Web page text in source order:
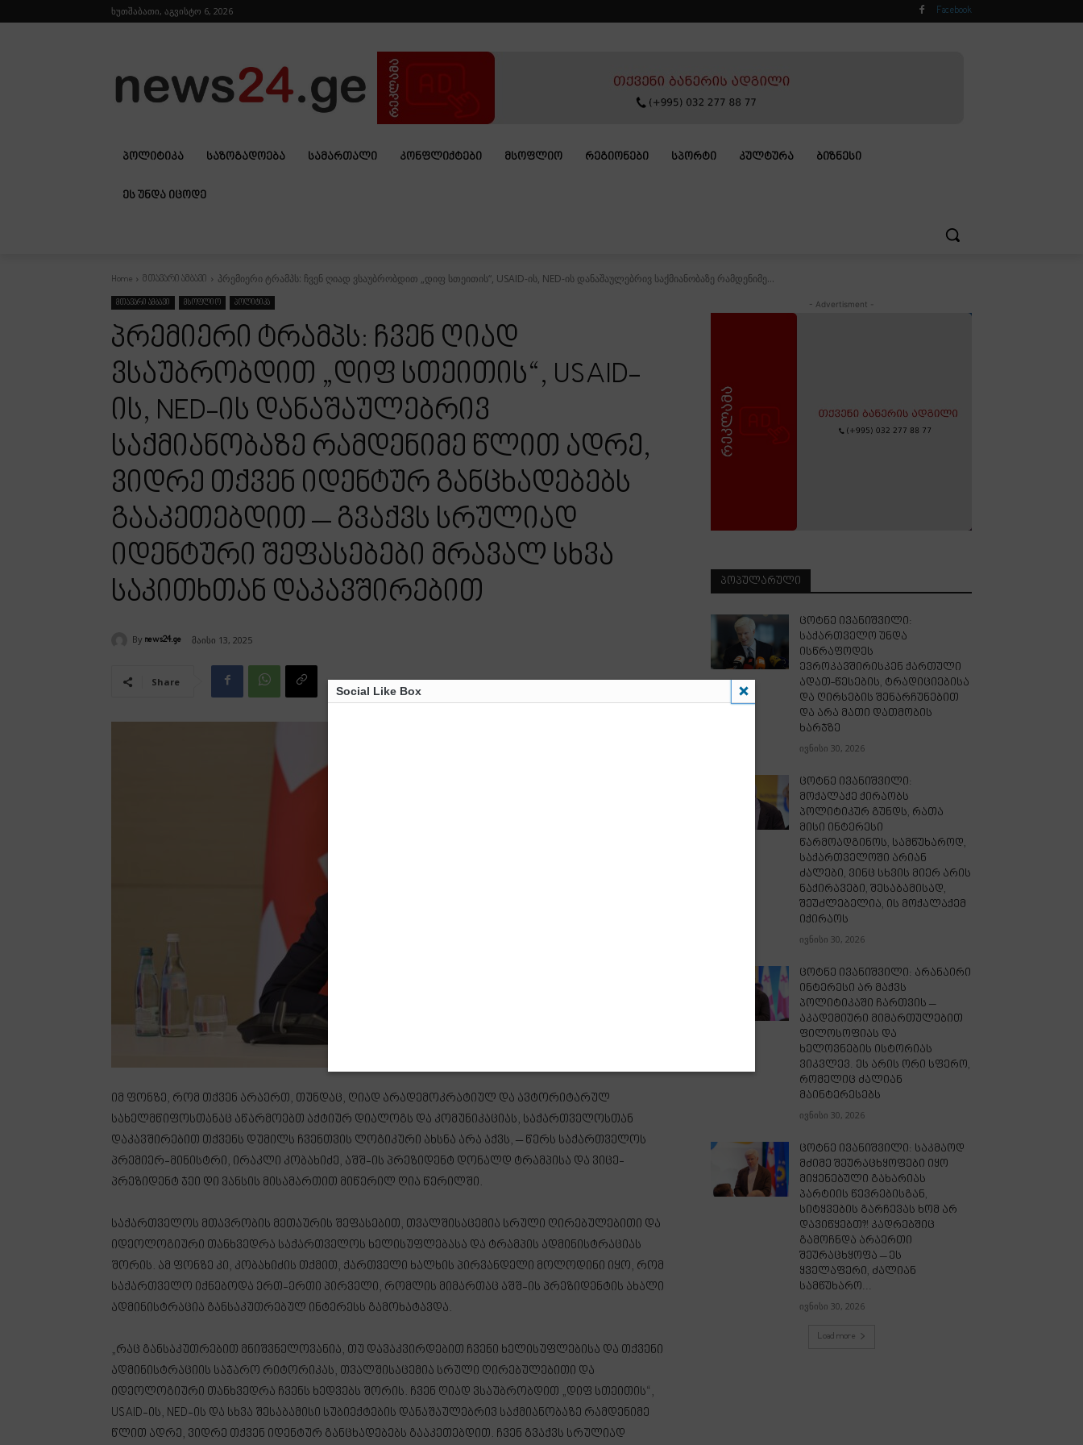
ხუთშაბათი, აგვისტო 6, 2026 Facebook
ᲞᲝᲚᲘᲢᲘᲙᲐ ᲡᲐᲖᲝᲒᲐᲓᲝᲔᲑᲐ ᲡᲐᲛᲐᲠᲗᲐᲚᲘ ᲙᲝᲜᲤᲚᲘᲥᲢᲔᲑᲘ ᲛᲡᲝᲤᲚᲘᲝ ᲠᲔᲒᲘᲝᲜᲔᲑᲘ ᲡᲞᲝᲠᲢᲘ ᲙᲣᲚᲢᲣᲠᲐ ᲑᲘᲖᲜᲔᲡᲘ
ᲔᲡ ᲣᲜᲓᲐ ᲘᲪᲝᲓᲔ
Home მთავარი ამბავი პრემიერი ტრამპს: ჩვენ ღიად ვსაუბრობდით „დიფ სთეითის“, USAID-ის, NED-ის დანაშაულებრივ საქმიანობაზე რამდენიმე...
მთავარი ამბავი მსოფლიო პოლიტიკა
პრემიერი ტრამპს: ჩვენ ღიად
ვსაუბრობდით „დიფ სთეითის“, USAID-
ის, NED-ის დანაშაულებრივ
საქმიანობაზე რამდენიმე წლით ადრე,
ვიდრე თქვენ იდენტურ განცხადებებს
გააკეთებდით – გვაქვს სრულიად
იდენტური შეფასებები მრავალ სხვა
საკითხთან დაკავშირებით
By news24.ge მაისი 13, 2025
Share
იმ ფონზე, რომ თქვენ არაერთ, თუნდაც, ღიად არადემოკრატიულ და ავტორიტარულ
სახელმწიფოსთანაც აწარმოებთ აქტიურ დიალოგს და კომუნიკაციას, საქართველოსთან
დაკავშირებით თქვენს დუმილს ჩვენთვის ლოგიკური ახსნა არა აქვს, – წერს საქართველოს
პრემიერ-მინისტრი, ირაკლი კობახიძე, აშშ-ის პრეზიდენტ დონალდ ტრამპისა და ვიცე-
პრეზიდენტ ჯეი დი ვანსის მისამართით მიწერილ ღია წერილში.
საქართველოს მთავრობის მეთაურის შეფასებით, თვალშისაცემია სრული ღირებულებითი და
იდეოლოგიური თანხვედრა საქართველოს ხელისუფლებასა და ტრამპის ადმინისტრაციას
შორის. ამ ფონზე კი, კობახიძის თქმით, ქართველი ხალხის პირვანდელი მოლოდინი იყო, რომ
საქართველო იქნებოდა ერთ-ერთი პირველი, რომლის მიმართაც აშშ-ის პრეზიდენტის ახალი
ადმინისტრაცია განსაკუთრებულ ინტერესს გამოხატავდა.
„რაც განსაკუთრებით მნიშვნელოვანია, თუ დავაკვირდებით ჩვენი ხელისუფლებისა და თქვენი
ადმინისტრაციის საჯარო რიტორიკას, თვალშისაცემია სრული ღირებულებითი და
იდეოლოგიური თანხვედრა ჩვენს ხედვებს შორის. ჩვენ ღიად ვსაუბრობდით „დიფ სთეითის“,
USAID-ის, NED-ის და სხვა შესაბამისი სუბიექტების დანაშაულებრივ საქმიანობაზე რამდენიმე
წლით ადრე, ვიდრე თქვენ იდენტურ განცხადებებს გააკეთებდით. ჩვენ გვაქვს სრულიად
- Advertisment -
ᲞᲝᲞᲣᲚᲐᲠᲣᲚᲘ
ცოტნე ივანიშვილი:
საქართველო უნდა
ისწრაფოდეს
ევროკავშირისკენ ქართული
ადათ-წესების, ტრადიციებისა
და ღირსების შენარჩუნებით
და არა მათი დათმობის
ხარჯზე
ივნისი 30, 2026
ცოტნე ივანიშვილი:
მოქალაქე ქირაობს
პოლიტიკურ გუნდს, რათა
მისი ინტერესი
წარმოადგინოს, სამწუხაროდ,
საქართველოში არიან
ძალები, ვინც სხვის მიერ არის
ნაქირავები, შესაბამისად,
შეუძლებელია, ის მოქალაქემ
იქირაოს
ივნისი 30, 2026
ცოტნე ივანიშვილი: არანაირი
ინტერესი არ მაქვს
პოლიტიკაში ჩართვის –
აკადემიური მიმართულებით
ფილოსოფიას და
ხელოვნების ისტორიას
ვიკვლევ. ეს არის ორი სფერო,
რომელიც ძალიან
მაინტერესებს
ივნისი 30, 2026
ცოტნე ივანიშვილი: საკმაოდ
მძიმე შეურაცხყოფები იყო
მიყენებული გახარიას
პარტიის წევრებისგან,
სიტყვების გარჩევას ხომ არ
დავიწყებთ?! კადრებშიც
გამოჩნდა არაერთი
შეურაცხყოფა – ეს
ყველაფერი, ძალიან
სამწუხარო...
ივნისი 30, 2026
Load more
Social Like Box